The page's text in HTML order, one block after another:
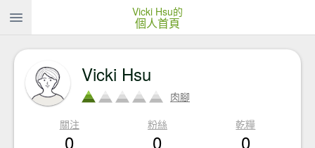
Vicki Hsu的
個人首頁
Vicki Hsu
肉腳
關注
0
粉絲
0
乾糧
0